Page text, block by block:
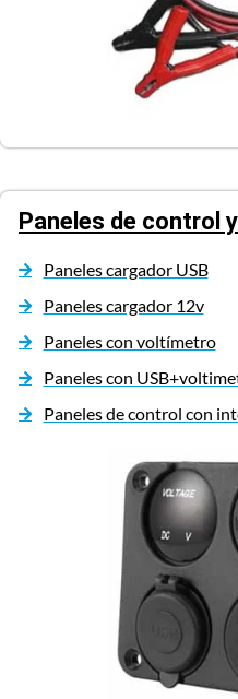
Paneles de control
Paneles cargador USB
Paneles cargador 12v
Paneles con voltímetro
Paneles con
Paneles de control con